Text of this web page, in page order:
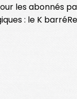
les abonnés
: le K